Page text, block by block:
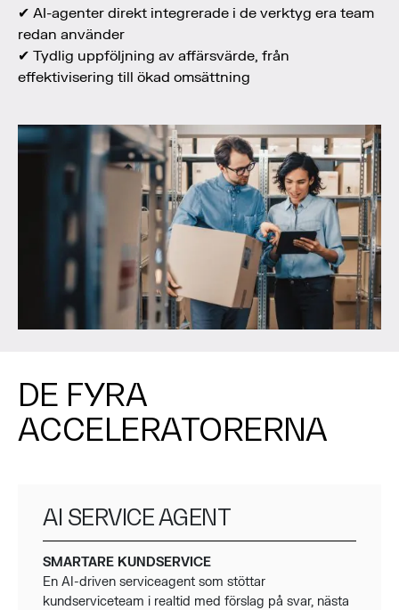
✔ AI-agenter direkt integrerade i de verktyg era team
redan använder
✔ Tydlig uppföljning av affärsvärde, från
effektivisering till ökad omsättning
DE FYRA
ACCELERATORERNA
AI SERVICE AGENT
SMARTARE KUNDSERVICE
En AI-driven serviceagent som stöttar
kundserviceteam i realtid med förslag på svar, nästa